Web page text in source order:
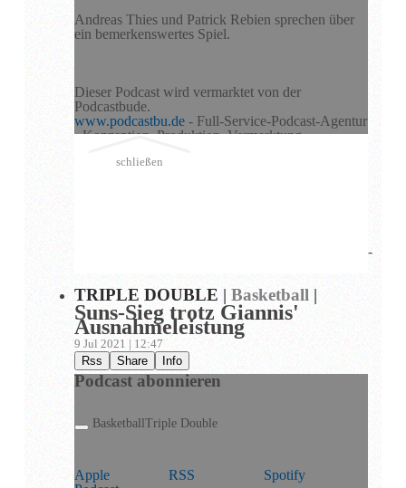
Andreas Thies und Patrick Rebien sprechen über
ein bemerkenswertes Spiel.
Dieser Podcast wird vermarktet von der
Podcastbude.
www.podcastbu.de - Full-Service-Podcast-Agentur
- Konzeption, Produktion, Vermarktung,
kostenlosen Podcast-Hosting-Angeboten. kostenlos-
schließen
TRIPLE DOUBLE |Basketball |
Suns-Sieg trotz Giannis'
Ausnahmeleistung
9 Jul 2021 | 12:47
Rss Share Info
Podcast abonnieren
BasketballTriple Double
Apple
RSS Spotify